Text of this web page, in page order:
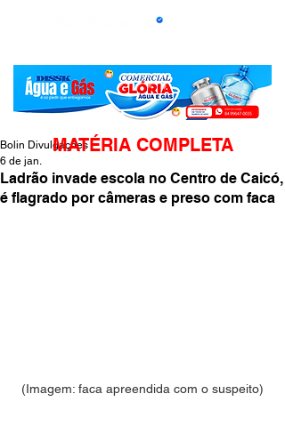
Ladrão invade escola no Centro de Caicó,
é flagrado por câmeras e preso com faca
Bolin Divulgações
6 de jan.
(Imagem: faca apreendida com o suspeito)
MATÉRIA COMPLETA